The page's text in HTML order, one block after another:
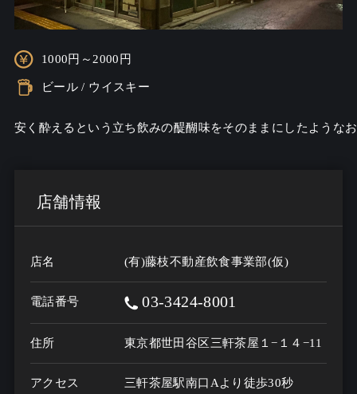
1000円～2000円
ビール / ウイスキー
安く酔えるという立ち飲みの醍醐味をそのままにしたような
店舗情報
店名 (有)藤枝不動産飲食事業部(仮)
電話番号 03-3424-8001
住所 東京都世田谷区三軒茶屋１−１４−11
アクセス 三軒茶屋駅南口Aより徒歩30秒